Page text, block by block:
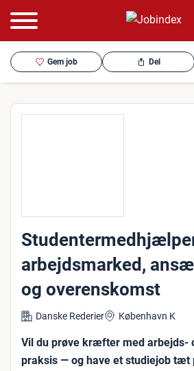
Gem job Del
arbejdsmarked,
og overenskomst
Danske Rederier København K
Vil du prøve kræfter med arbejds-
praksis — og have et studiejob tæt